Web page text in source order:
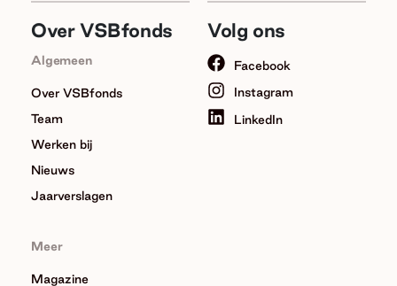
Over VSBfonds
Algemeen
Over VSBfonds
Team
Werken bij
Nieuws
Jaarverslagen
Meer
Magazine
Volg ons
Facebook
Instagram
LinkedIn